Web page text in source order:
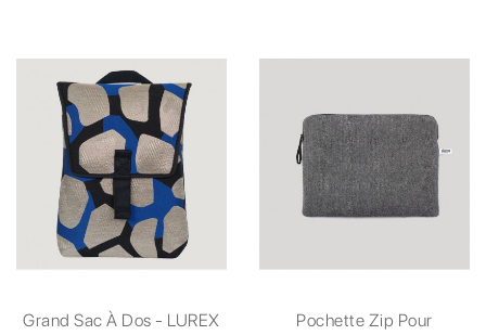
Grand Sac À Dos - LUREX
Pochette Zip Pour